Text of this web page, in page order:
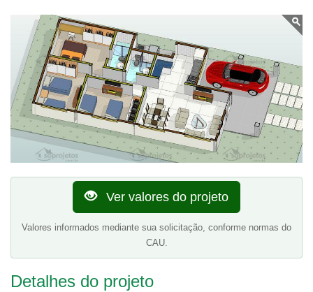
Ver valores do projeto
Valores informados mediante sua solicitação, conforme normas do
CAU.
Detalhes do projeto